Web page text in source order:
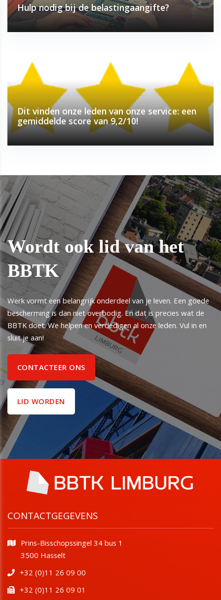
Hulp nodig bij de belastingaangifte?
Dit vinden onze leden van onze service: een
gemiddelde score van 9,2/10!
Wordt ook lid van het
BBTK
Werk vormt een belangrijk onderdeel van je leven. Een goede
bescherming is dan niet overbodig. En dat is precies wat de
BBTK doet: We helpen en verdedigen al onze leden. Vul in en
sluit je aan!
CONTACTEER ONS
LID WORDEN
CONTACTGEGEVENS
Prins-Bisschopssingel 34 bus 1
​​​​​​​3500 Hasselt
+32 (0)11 26 09 00
+32 (0)11 26 09 01